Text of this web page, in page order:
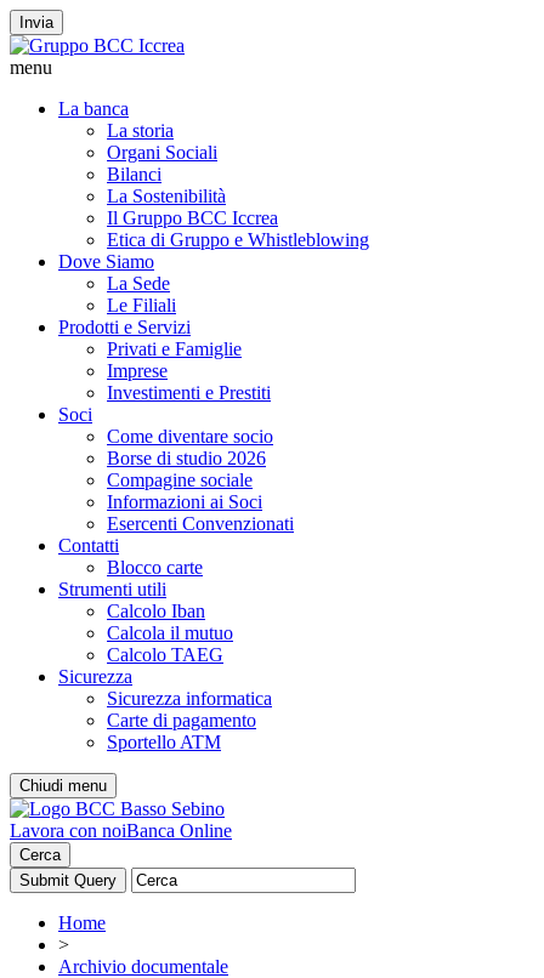
Invia
menu
La banca
La storia
Organi Sociali
Bilanci
La Sostenibilità
Il Gruppo BCC Iccrea
Etica di Gruppo e Whistleblowing
Dove Siamo
La Sede
Le Filiali
Prodotti e Servizi
Privati e Famiglie
Imprese
Investimenti e Prestiti
Soci
Come diventare socio
Borse di studio 2026
Compagine sociale
Informazioni ai Soci
Esercenti Convenzionati
Contatti
Blocco carte
Strumenti utili
Calcolo Iban
Calcola il mutuo
Calcolo TAEG
Sicurezza
Sicurezza informatica
Carte di pagamento
Sportello ATM
Chiudi menu
Lavora con noiBanca Online
Cerca
Home
>
Archivio documentale